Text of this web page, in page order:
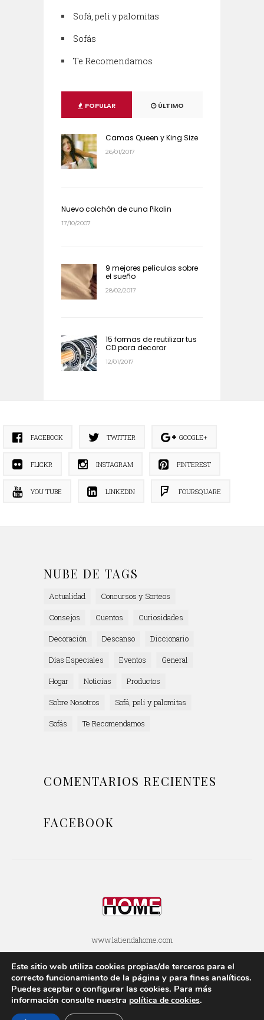
Sofá, peli y palomitas
Sofás
Te Recomendamos
POPULAR ÚLTIMO
Camas Queen y King Size
26/01/2017
Nuevo colchón de cuna Pikolin
17/10/2007
9 mejores películas sobre
el sueño
28/02/2017
15 formas de reutilizar tus
CD para decorar
12/01/2017
FACEBOOK TWITTER GOOGLE+
FLICKR INSTAGRAM PINTEREST
YOU TUBE LINKEDIN FOURSQUARE
NUBE DE TAGS
Actualidad
Concursos y Sorteos
Consejos
Cuentos
Curiosidades
Decoración
Descanso
Diccionario
Días Especiales
Eventos
General
Hogar
Noticias
Productos
Sobre Nosotros
Sofá, peli y palomitas
Sofás
Te Recomendamos
COMENTARIOS RECIENTES
FACEBOOK
www.latiendahome.com
POLÍTICA DE COOKIES
POLÍTICA DE PRIVACIDAD
AVISOS LEGALES
SOBRE ESTE BLOG
Este sitio web utiliza cookies propias/de terceros para el
correcto funcionamiento de la página y para fines analí­ticos.
Puedes aceptar o configurar las cookies. Para más
información consulte nuestra polí­tica de cookies.